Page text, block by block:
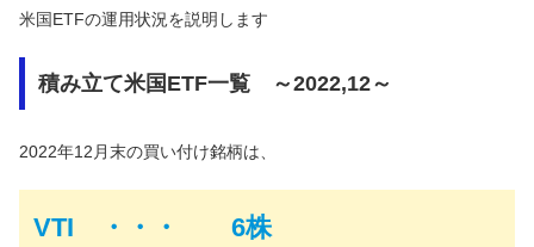
米国ETFの運用状況を説明します
積み立て米国ETF一覧 ～2022,12～
2022年12月末の買い付け銘柄は、
VTI ・・・ 6株